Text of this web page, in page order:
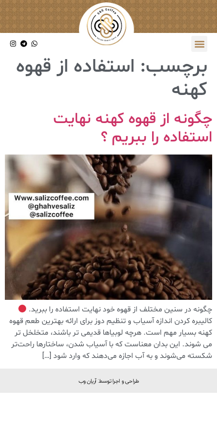
برچسب: استفاده از قهوه
کهنه
چگونه از قهوه کهنه نهایت
استفاده را ببریم ؟
چگونه در سنین مختلف از قهوه خود نهایت استفاده را ببرید.
کالیبره کردن اندازه آسیاب و تنظیم دوز برای ارائه بهترین طعم قهوه
کهنه بسیار مهم است. هرچه لوبیاها قدیمی تر باشند، متخلخل تر
می شوند. این بدان معناست که با آسیاب شدن، ساختارها راحت‌تر
شکسته می‌شوند و به آب اجازه می‌دهند که وارد شود […]
طراحی و اجرا توسط: آریان وب